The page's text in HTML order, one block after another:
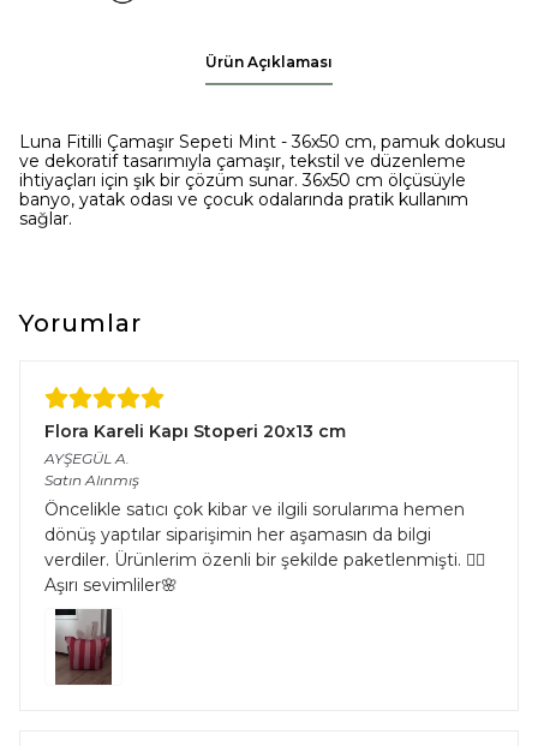
Ürün Açıklaması
Luna Fitilli Çamaşır Sepeti Mint - 36x50 cm, pamuk dokusu
ve dekoratif tasarımıyla çamaşır, tekstil ve düzenleme
ihtiyaçları için şık bir çözüm sunar. 36x50 cm ölçüsüyle
banyo, yatak odası ve çocuk odalarında pratik kullanım
sağlar.
Yorumlar
Flora Kareli Kapı Stoperi 20x13 cm
AYŞEGÜL A.
Satın Alınmış
Öncelikle satıcı çok kibar ve ilgili sorularıma hemen
dönüş yaptılar siparişimin her aşamasın da bilgi
verdiler. Ürünlerim özenli bir şekilde paketlenmişti. 👌🏻
Aşırı sevimliler🌸